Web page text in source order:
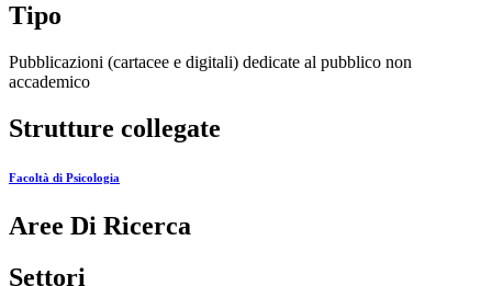
Tipo
Pubblicazioni (cartacee e digitali) dedicate al pubblico non
accademico
Strutture collegate
Facoltà di Psicologia
Aree Di Ricerca
Settori